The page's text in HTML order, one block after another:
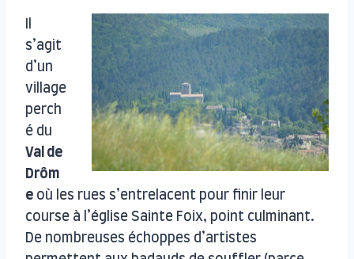
s’agit
d’un
village
perch
é du
Val de
Drôm
e où les rues s’entrelacent pour finir leur
course à l’église Sainte Foix, point culminant.
De nombreuses échoppes d’artistes